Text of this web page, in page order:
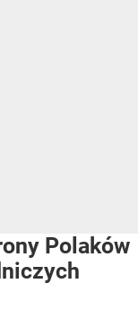
Polaków